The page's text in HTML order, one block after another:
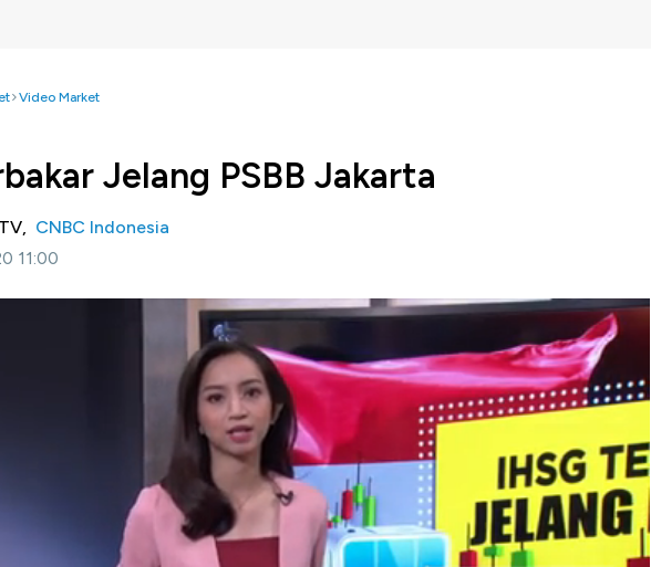
Video Market
Jelang PSBB Jakarta
CNBC Indonesia
11:00
IHSG langsung "KO" dan terkapar di zona merah pada perdagangan
pernyataan Gubernur DKI Jakarta, Anies Baswedan yang akan
pembatasan sosial berskala besar atau PSBB total di DKI Jakarta. Tentu ini
IHSG kembali terjengkal. Lantas seperti apa perjalanan indeks harga saham
sepanjang pandemi melanda negeri?
Rahma akan menjelaskan dalam program Squawk Box CNBC Indonesia